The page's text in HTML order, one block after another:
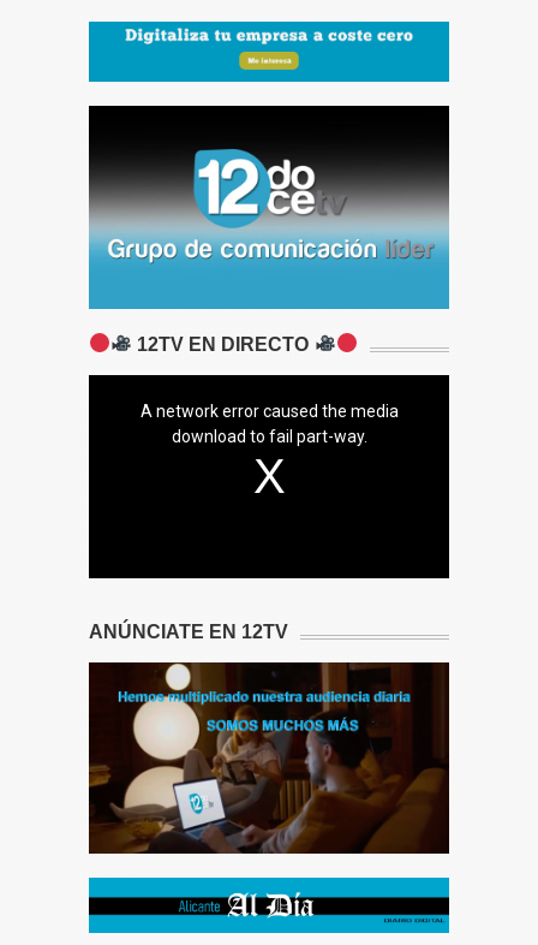
12TV EN DIRECTO
A network error caused the media
download to fail part-way.
ANÚNCIATE EN 12TV